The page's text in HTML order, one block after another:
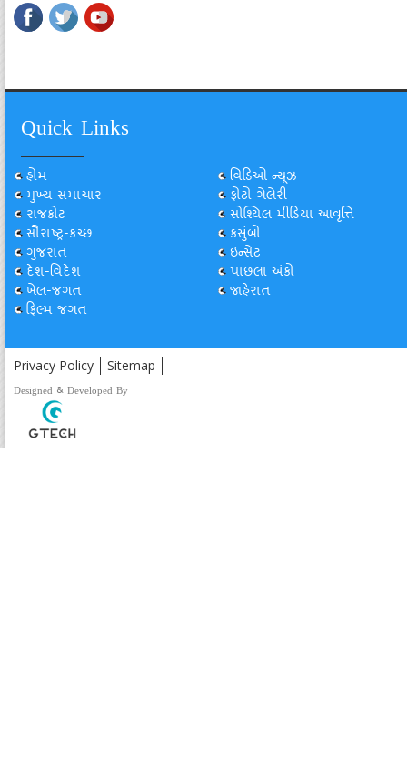
Quick Links
હોમ
મુખ્ય સમાચાર
રાજકોટ
સૌરાષ્ટ્ર-કચ્છ
ગુજરાત
દેશ-વિદેશ
ખેલ-જગત
ફિલ્મ જગત
વિડિઓ ન્યૂઝ
ફોટો ગેલેરી
સોશ્યિલ મીડિયા આવૃત્તિ
કસુંબો...
ઇન્સેટ
પાછલા અંકો
જાહેરાત
Privacy Policy Sitemap
Designed & Developed By